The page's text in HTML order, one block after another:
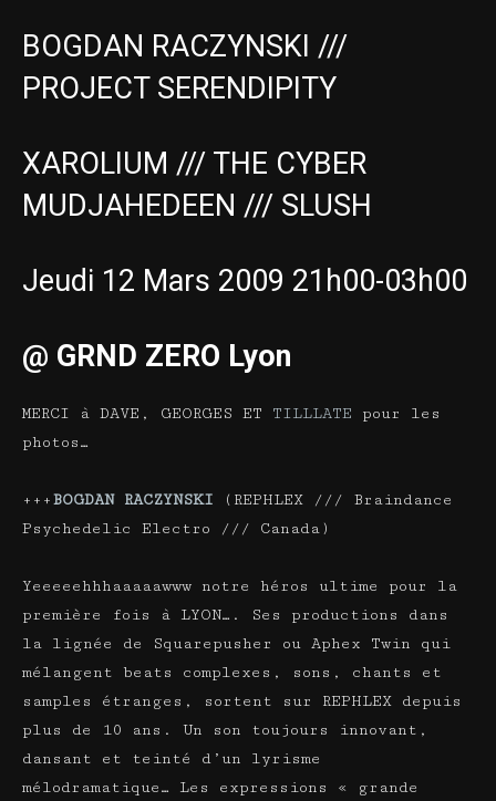
BOGDAN RACZYNSKI ///
PROJECT SERENDIPITY
XAROLIUM /// THE CYBER
MUDJAHEDEEN /// SLUSH
Jeudi 12 Mars 2009 21h00-03h00
@ GRND ZERO Lyon
MERCI à DAVE, GEORGES ET TILLLATE pour les
photos…
+++BOGDAN RACZYNSKI (REPHLEX /// Braindance
Psychedelic Electro /// Canada)
Yeeeeehhhaaaaawww notre héros ultime pour la
première fois à LYON…. Ses productions dans
la lignée de Squarepusher ou Aphex Twin qui
mélangent beats complexes, sons, chants et
samples étranges, sortent sur REPHLEX depuis
plus de 10 ans. Un son toujours innovant,
dansant et teinté d’un lyrisme
mélodramatique… Les expressions « grande